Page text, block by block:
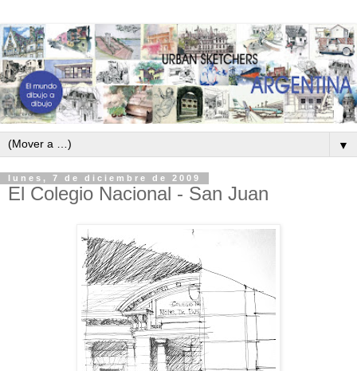
▼
lunes, 7 de diciembre de 2009
El Colegio Nacional - San Juan